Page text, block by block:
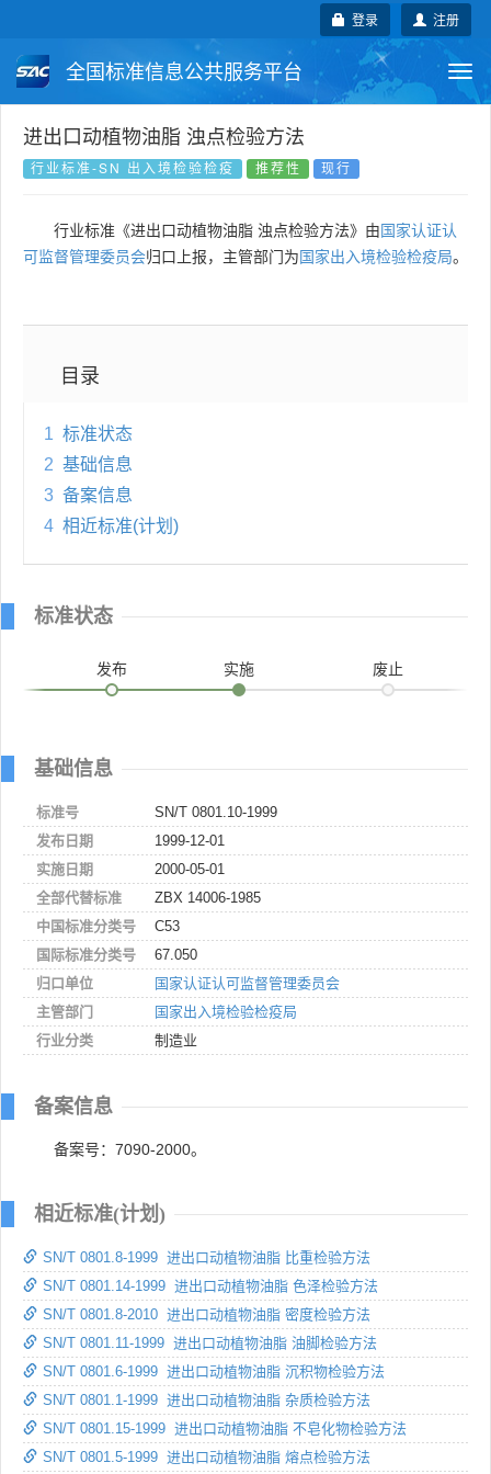
注册
登录
全国标准信息公共服务平台
国家标准 行业标准
国外标准 技术委员会
进出口动植物油脂 浊点检验方法
行业标准-SN 出入境检验检疫 推荐性 现行
行业标准《进出口动植物油脂 浊点检验方法》由国家认证认
可监督管理委员会归口上报，主管部门为国家出入境检验检疫局。
目录
1 标准状态
2 基础信息
3 备案信息
4 相近标准(计划)
标准状态
发布 实施 废止
基础信息
标准号
SN/T 0801.10-1999
发布日期
1999-12-01
实施日期
2000-05-01
全部代替标准
ZBX 14006-1985
中国标准分类号
C53
国际标准分类号
67.050
归口单位
国家认证认可监督管理委员会
主管部门
国家出入境检验检疫局
行业分类
制造业
备案信息
备案号：7090-2000。
相近标准(计划)
SN/T 0801.8-1999 进出口动植物油脂 比重检验方法
SN/T 0801.14-1999 进出口动植物油脂 色泽检验方法
SN/T 0801.8-2010 进出口动植物油脂 密度检验方法
SN/T 0801.11-1999 进出口动植物油脂 油脚检验方法
SN/T 0801.6-1999 进出口动植物油脂 沉积物检验方法
SN/T 0801.1-1999 进出口动植物油脂 杂质检验方法
SN/T 0801.15-1999 进出口动植物油脂 不皂化物检验方法
SN/T 0801.5-1999 进出口动植物油脂 熔点检验方法